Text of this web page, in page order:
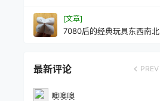
[文章]
7080后的经典玩具东西南北
最新评论 PREV
噢噢噢